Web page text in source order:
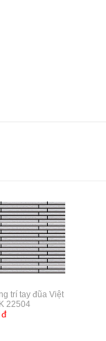
trí tay đũa Việt
22504
đ